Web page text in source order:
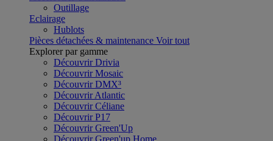
Outillage
Eclairage
Hublots
Pièces détachées & maintenance Voir tout
Explorer par gamme
Découvrir Drivia
Découvrir Mosaic
Découvrir DMX³
Découvrir Atlantic
Découvrir Céliane
Découvrir P17
Découvrir Green'Up
Découvrir Green'up Home